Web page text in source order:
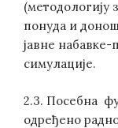
(методологију
понуда и
јавне
симулације.
2.3. Посебна
одређено